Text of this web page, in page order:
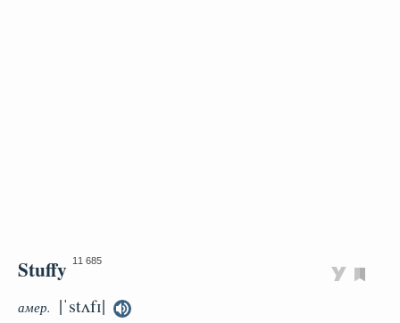
Stuffy 11 685
амер. |ˈstʌfɪ|